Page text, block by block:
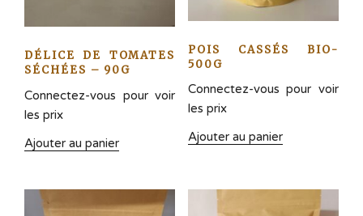
DÉLICE DE TOMATES
SÉCHÉES – 90G
Connectez-vous pour voir
les prix
Ajouter au panier
POIS CASSÉS BIO-
500G
Connectez-vous pour voir
les prix
Ajouter au panier